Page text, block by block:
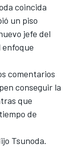
coincida
un piso
jefe del
enfoque
comentarios
conseguir la
que
de
Tsunoda.